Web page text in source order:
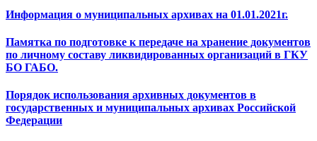
Информация о муниципальных архивах на 01.01.2021г.
Памятка по подготовке к передаче на хранение документов
по личному составу ликвидированных организаций в ГКУ
БО ГАБО.
Порядок использования архивных документов в
государственных и муниципальных архивах Российской
Федерации